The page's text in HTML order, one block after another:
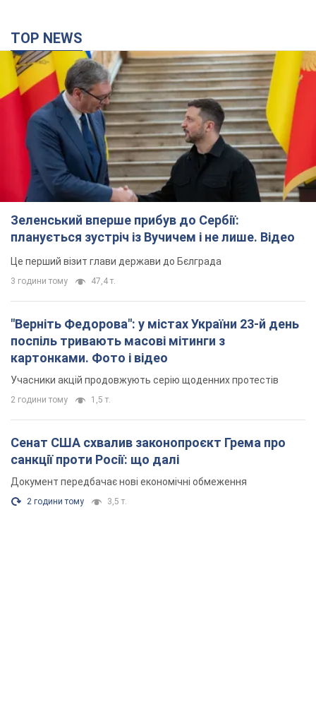
TOP NEWS
Зеленський вперше прибув до Сербії:
планується зустріч із Вучичем і не лише. Відео
Це перший візит глави держави до Бєлграда
3 години тому 47,4 т.
"Верніть Федорова": у містах України 23-й день
поспіль тривають масові мітинги з
картонками. Фото і відео
Учасники акцій продовжують серію щоденних протестів
2 години тому 1,5 т.
Сенат США схвалив законопроєкт Грема про
санкції проти Росії: що далі
Документ передбачає нові економічні обмеження
2 години тому 3,5 т.